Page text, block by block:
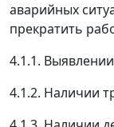
аварийных
прекратить
4.1.1.
4.1.2. Наличии